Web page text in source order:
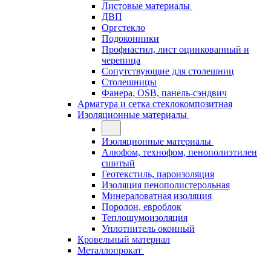
Листовые материалы
ДВП
Оргстекло
Подоконники
Профнастил, лист оцинкованный и
черепица
Сопутствующие для столешниц
Столешницы
Фанера, OSB, панель-сэндвич
Арматура и сетка стеклокомпозитная
Изоляционные материалы
Изоляционные материалы
Алюфом, технофом, пенополиэтилен
сшитый
Геотекстиль, пароизоляция
Изоляция пенополистерольная
Минераловатная изоляция
Поролон, евроблок
Теплошумоизоляция
Уплотнитель оконный
Кровельный материал
Металлопрокат